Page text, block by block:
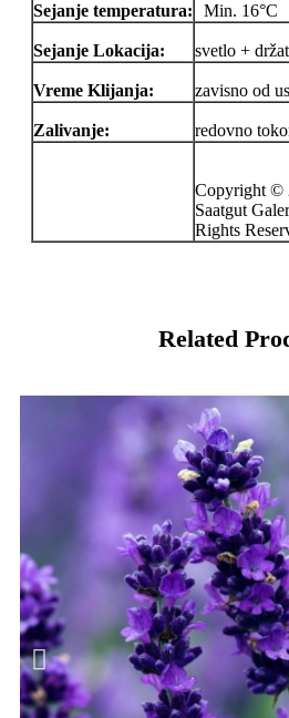
Sejanje temperatura: Min. 16°C
Sejanje Lokacija: svetlo +
Vreme Klijanja: zavisno od
Zalivanje: redovno
Copyright ©
Saatgut
Rights
Related